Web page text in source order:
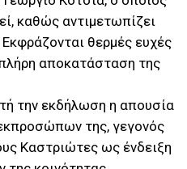
καθώς αντιμετωπίζει
θερμές ευχές
αποκατάσταση της
την εκδήλωση η απουσία
της, γεγονός
Καστριώτες ως ένδειξη